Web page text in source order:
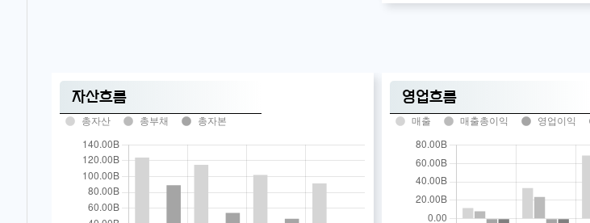
자산흐름
총자산 총부채 총자본
영업흐름
매출 매출총이익 영업이익